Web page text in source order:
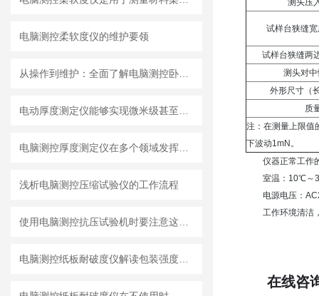
电脑测控柔软度仪的维护要领
浅析电脑测控压缩试验仪的工作流程
测头压
试样台狭缝
试样台狭缝两
测头对
外形尺寸（
质
注：在测量上限值
下波动1mN 。
仪器正常工作
室温：10℃～
电源电压：
工作环境清洁，
在线咨